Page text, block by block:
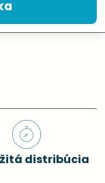
distribúcia